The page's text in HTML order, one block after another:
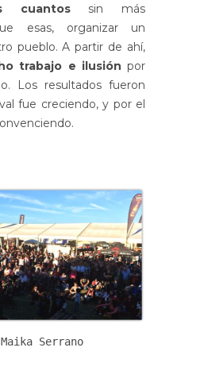
cuantossin más
esas, organizar un
pueblo. A partir de ahí,
trabajo e ilusión por
Los resultados fueron
fue creciendo, y por el
Serrano